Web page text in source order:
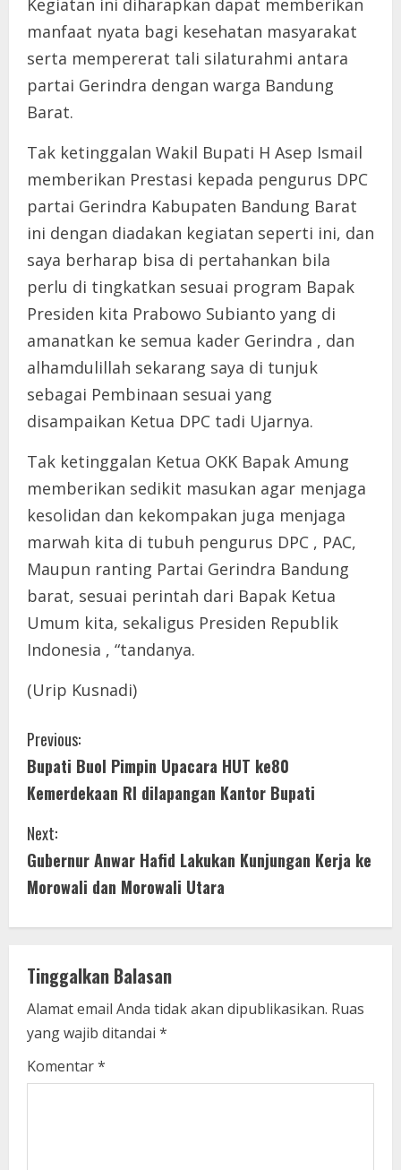
manfaat nyata bagi kesehatan masyarakat
serta mempererat tali silaturahmi antara
partai Gerindra dengan warga Bandung
Barat.
Tak ketinggalan Wakil Bupati H Asep Ismail
memberikan Prestasi kepada pengurus DPC
partai Gerindra Kabupaten Bandung Barat
ini dengan diadakan kegiatan seperti ini, dan
saya berharap bisa di pertahankan bila
perlu di tingkatkan sesuai program Bapak
Presiden kita Prabowo Subianto yang di
amanatkan ke semua kader Gerindra , dan
alhamdulillah sekarang saya di tunjuk
sebagai Pembinaan sesuai yang
disampaikan Ketua DPC tadi Ujarnya.
Tak ketinggalan Ketua OKK Bapak Amung
memberikan sedikit masukan agar menjaga
kesolidan dan kekompakan juga menjaga
marwah kita di tubuh pengurus DPC , PAC,
Maupun ranting Partai Gerindra Bandung
barat, sesuai perintah dari Bapak Ketua
Umum kita, sekaligus Presiden Republik
Indonesia , “tandanya.
(Urip Kusnadi)
C
o
n
t
i
n
u
e
R
e
Previous:
Bupati Buol Pimpin Upacara HUT ke80
Kemerdekaan RI dilapangan Kantor Bupati
Next:
Gubernur Anwar Hafid Lakukan Kunjungan Kerja ke
Morowali dan Morowali Utara
Tinggalkan Balasan
Alamat email Anda tidak akan dipublikasikan. Ruas
yang wajib ditandai *
Komentar*